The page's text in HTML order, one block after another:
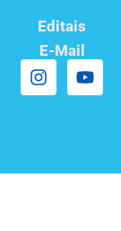
Editais
E-Mail